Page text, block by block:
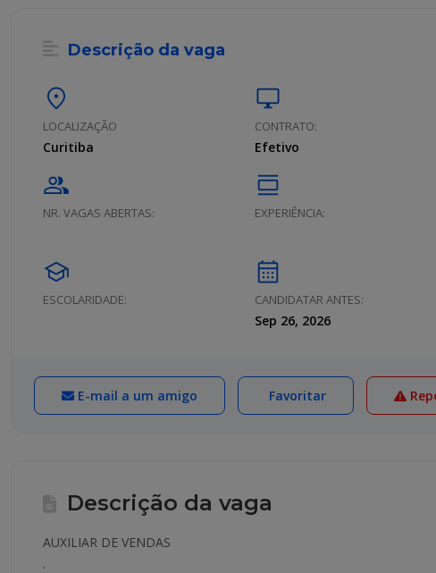
Descrição da vaga
location_on
LOCALIZAÇÃO
Curitiba
desktop_windows
CONTRATO:
Efetivo
group
NR. VAGAS ABERTAS:
calendar_view_day
EXPERIÊNCIA:
school
ESCOLARIDADE:
calendar_month
CANDIDATAR ANTES:
Sep 26, 2026
E-mail a um amigo Favoritar
Descrição da vaga
AUXILIAR DE VENDAS
.